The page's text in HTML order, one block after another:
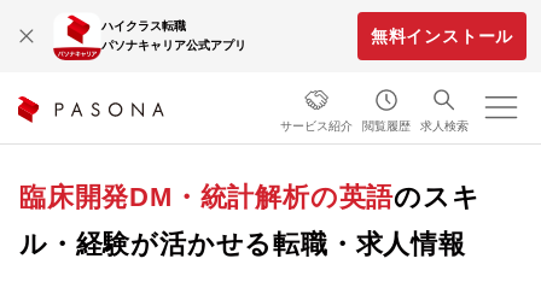
ハイクラス転職
パソナキャリア公式アプリ
無料インストール
サービス紹介 閲覧履歴 求人検索
臨床開発DM・統計解析の英語のスキ
ル・経験が活かせる転職・求人情報